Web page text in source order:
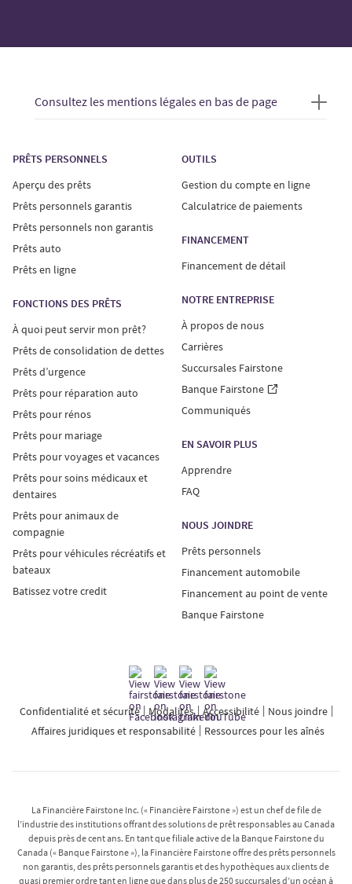
Consultez les mentions légales en bas de page
PRÊTS PERSONNELS
Aperçu des prêts
Prêts personnels garantis
Prêts personnels non garantis
Prêts auto
Prêts en ligne
FONCTIONS DES PRÊTS
À quoi peut servir mon prêt?
Prêts de consolidation de dettes
Prêts d’urgence
Prêts pour réparation auto
Prêts pour rénos
Prêts pour mariage
Prêts pour voyages et vacances
Prêts pour soins médicaux et
dentaires
Prêts pour animaux de
compagnie
Prêts pour véhicules récréatifs et
bateaux
Batissez votre credit
OUTILS
Gestion du compte en ligne
Calculatrice de paiements
FINANCEMENT
Financement de détail
NOTRE ENTREPRISE
À propos de nous
Carrières
Succursales Fairstone
Banque Fairstone
Communiqués
EN SAVOIR PLUS
Apprendre
FAQ
NOUS JOINDRE
Prêts personnels
Financement automobile
Financement au point de vente
Banque Fairstone
Confidentialité et sécurité Modalités Accessibilité
Nous joindre
Affaires juridiques et responsabilité
Ressources pour les aînés
La Financière Fairstone Inc. (« Financière Fairstone ») est un chef de file de
l’industrie des institutions offrant des solutions de prêt responsables au Canada
depuis près de cent ans. En tant que filiale active de la Banque Fairstone du
Canada (« Banque Fairstone »), la Financière Fairstone offre des prêts personnels
non garantis, des prêts personnels garantis et des hypothèques aux clients de
quasi premier ordre tant en ligne que dans plus de 250 succursales d’un océan à